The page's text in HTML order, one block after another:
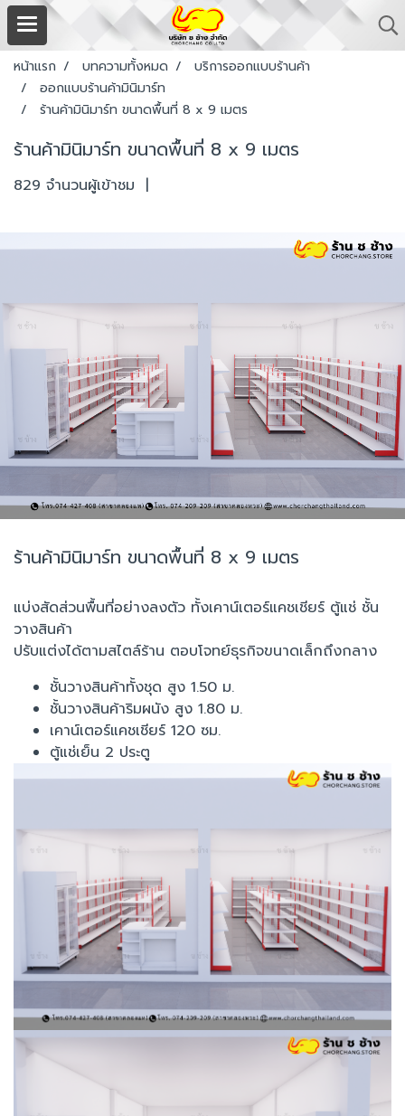
หน้าแรก บทความทั้งหมด
บริการออกแบบร้านค้า
ออกแบบร้านค้ามินิมาร์ท
ร้านค้ามินิมาร์ท ขนาดพื้นที่ 8 x 9 เมตร
ร้านค้ามินิมาร์ท ขนาดพื้นที่ 8 x 9 เมตร
829 จำนวนผู้เข้าชม |
ร้านค้ามินิมาร์ท ขนาดพื้นที่ 8 x 9 เมตร
แบ่งสัดส่วนพื้นที่อย่างลงตัว ทั้งเคาน์เตอร์แคชเชียร์ ตู้แช่ ชั้น
วางสินค้า
ปรับแต่งได้ตามสไตล์ร้าน ตอบโจทย์ธุรกิจขนาดเล็กถึงกลาง
ชั้นวางสินค้าทั้งชุด สูง 1.50 ม.
ชั้นวางสินค้าริมผนัง สูง 1.80 ม.
เคาน์เตอร์แคชเชียร์ 120 ซม.
ตู้แช่เย็น 2 ประตู